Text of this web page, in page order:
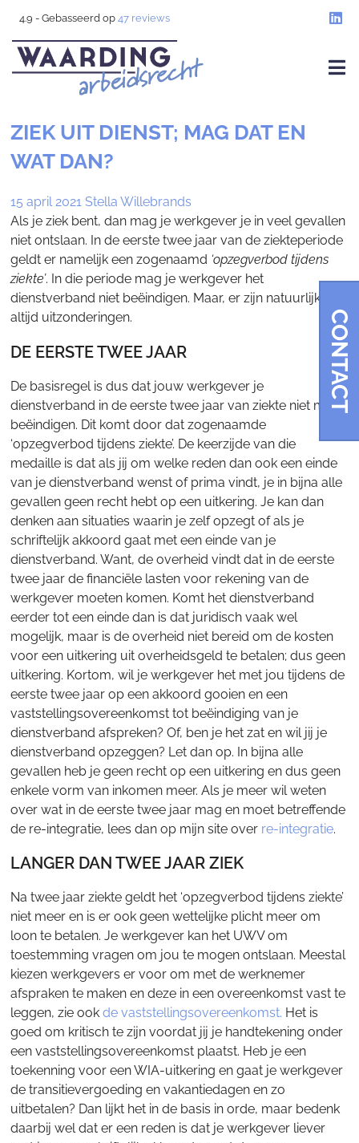
CONTACT
4.9 - Gebasseerd op 47 reviews
ZIEK UIT DIENST; MAG DAT EN
WAT DAN?
15 april 2021 Stella Willebrands
Als je ziek bent, dan mag je werkgever je in veel gevallen
niet ontslaan. In de eerste twee jaar van de ziekteperiode
geldt er namelijk een zogenaamd ‘opzegverbod tijdens
ziekte’. In die periode mag je werkgever het
dienstverband niet beëindigen. Maar, er zijn natuurlijk
altijd uitzonderingen.
DE EERSTE TWEE JAAR
De basisregel is dus dat jouw werkgever je
dienstverband in de eerste twee jaar van ziekte niet mag
beëindigen. Dit komt door dat zogenaamde
‘opzegverbod tijdens ziekte’. De keerzijde van die
medaille is dat als jij om welke reden dan ook een einde
van je dienstverband wenst of prima vindt, je in bijna alle
gevallen geen recht hebt op een uitkering. Je kan dan
denken aan situaties waarin je zelf opzegt of als je
schriftelijk akkoord gaat met een einde van je
dienstverband. Want, de overheid vindt dat in de eerste
twee jaar de financiële lasten voor rekening van de
werkgever moeten komen. Komt het dienstverband
eerder tot een einde dan is dat juridisch vaak wel
mogelijk, maar is de overheid niet bereid om de kosten
voor een uitkering uit overheidsgeld te betalen; dus geen
uitkering. Kortom, wil je werkgever het met jou tijdens de
eerste twee jaar op een akkoord gooien en een
vaststellingsovereenkomst tot beëindiging van je
dienstverband afspreken? Of, ben je het zat en wil jij je
dienstverband opzeggen? Let dan op. In bijna alle
gevallen heb je geen recht op een uitkering en dus geen
enkele vorm van inkomen meer. Als je meer wil weten
over wat in de eerste twee jaar mag en moet betreffende
de re-integratie, lees dan op mijn site over re-integratie.
LANGER DAN TWEE JAAR ZIEK
Na twee jaar ziekte geldt het ‘opzegverbod tijdens ziekte’
niet meer en is er ook geen wettelijke plicht meer om
loon te betalen. Je werkgever kan het UWV om
toestemming vragen om jou te mogen ontslaan. Meestal
kiezen werkgevers er voor om met de werknemer
afspraken te maken en deze in een overeenkomst vast te
leggen, zie ook de vaststellingsovereenkomst. Het is
goed om kritisch te zijn voordat jij je handtekening onder
een vaststellingsovereenkomst plaatst. Heb je een
toekenning voor een WIA-uitkering en gaat je werkgever
de transitievergoeding en vakantiedagen en zo
uitbetalen? Dan lijkt het in de basis in orde, maar bedenk
daarbij wel dat er een reden is dat je werkgever liever